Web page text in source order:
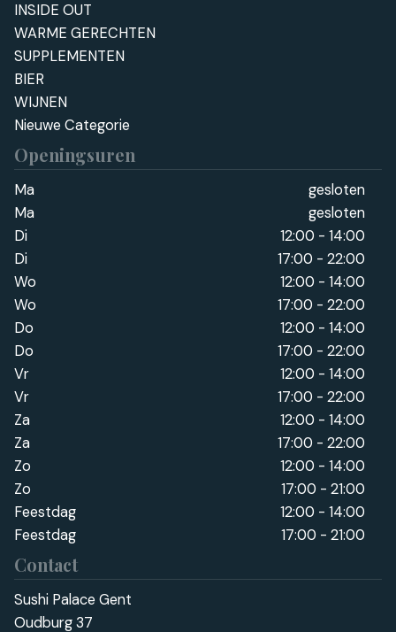
INSIDE OUT
WARME GERECHTEN
SUPPLEMENTEN
BIER
WIJNEN
Nieuwe Categorie
Openingsuren
Ma
gesloten
Ma
gesloten
Di
12:00 - 14:00
Di
17:00 - 22:00
Wo
12:00 - 14:00
Wo
17:00 - 22:00
Do
12:00 - 14:00
Do
17:00 - 22:00
Vr
12:00 - 14:00
Vr
17:00 - 22:00
Za
12:00 - 14:00
Za
17:00 - 22:00
Zo
12:00 - 14:00
Zo
17:00 - 21:00
Feestdag
12:00 - 14:00
Feestdag
17:00 - 21:00
Contact
Sushi Palace Gent
Oudburg 37